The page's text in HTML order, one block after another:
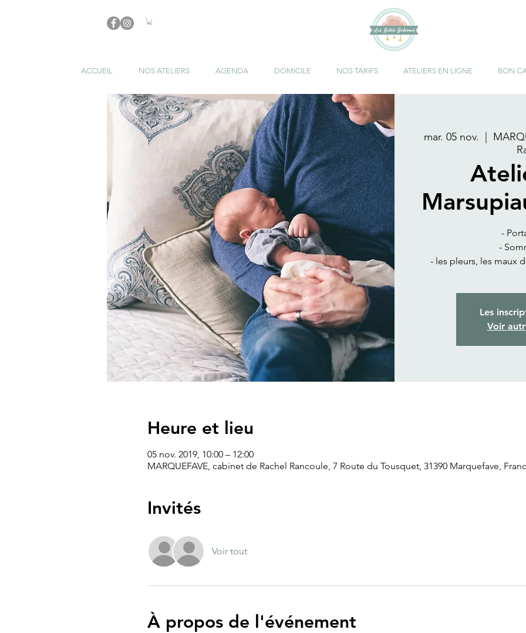
ACCUEIL NOS ATELIERS AGENDA DOMICILE NOS TARIFS ATELIERS EN LIGNE BON
mar. 05 nov.
  |
-
-
- les pleurs, les maux
Les
Voir
Heure et lieu
05 nov. 2019, 10:00 – 12:00
MARQUEFAVE, cabinet de Rachel Rancoule, 7 Route du Tousquet, 31390 Marquefave,
Invités
Voir tout
À propos de l'événement